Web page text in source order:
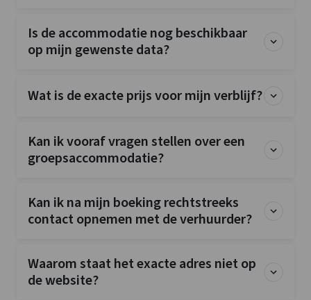
Is de accommodatie nog beschikbaar
op mijn gewenste data?
Wat is de exacte prijs voor mijn verblijf?
Kan ik vooraf vragen stellen over een
groepsaccommodatie?
Kan ik na mijn boeking rechtstreeks
contact opnemen met de verhuurder?
Waarom staat het exacte adres niet op
de website?